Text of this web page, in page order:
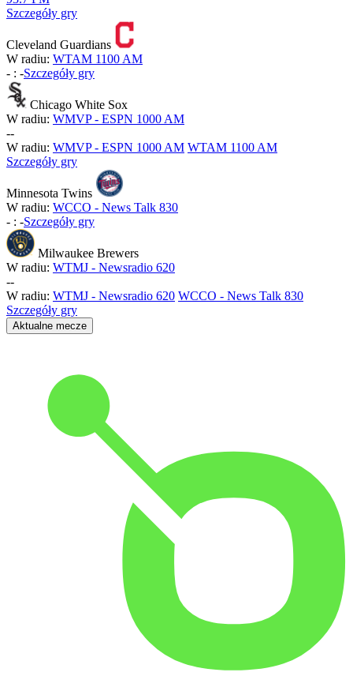
Szczegóły gry
Cleveland Guardians
W radiu: WTAM 1100 AM
- : -Szczegóły gry
Chicago White Sox
W radiu: WMVP - ESPN 1000 AM
--
W radiu: WMVP - ESPN 1000 AM WTAM 1100 AM
Szczegóły gry
Minnesota Twins
W radiu: WCCO - News Talk 830
- : -Szczegóły gry
Milwaukee Brewers
W radiu: WTMJ - Newsradio 620
--
W radiu: WTMJ - Newsradio 620 WCCO - News Talk 830
Szczegóły gry
Aktualne mecze